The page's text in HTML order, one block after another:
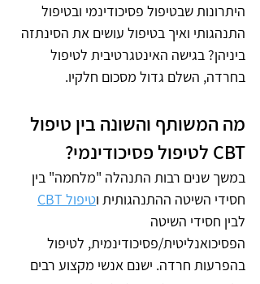
היתרונות שבטיפול פסיכודינמי ובטיפול
התנהגותי ואיך בטיפול עושים את הסינתזה
ביניהן? בגישה האינטגרטיבית לטיפול
בחרדה, השלם גדול מסכום חלקיו.
מה המשותף והשונה בין טיפול
CBT לטיפול פסיכודינמי?
במשך שנים רבות התנהלה "מלחמה" בין
חסידי השיטה ההתנהגותית וטיפול CBT
לבין חסידי השיטה
הפסיכואנליטית/פסיכודינמית, לטיפול
בהפרעות חרדה. ישנם אנשי מקצוע רבים